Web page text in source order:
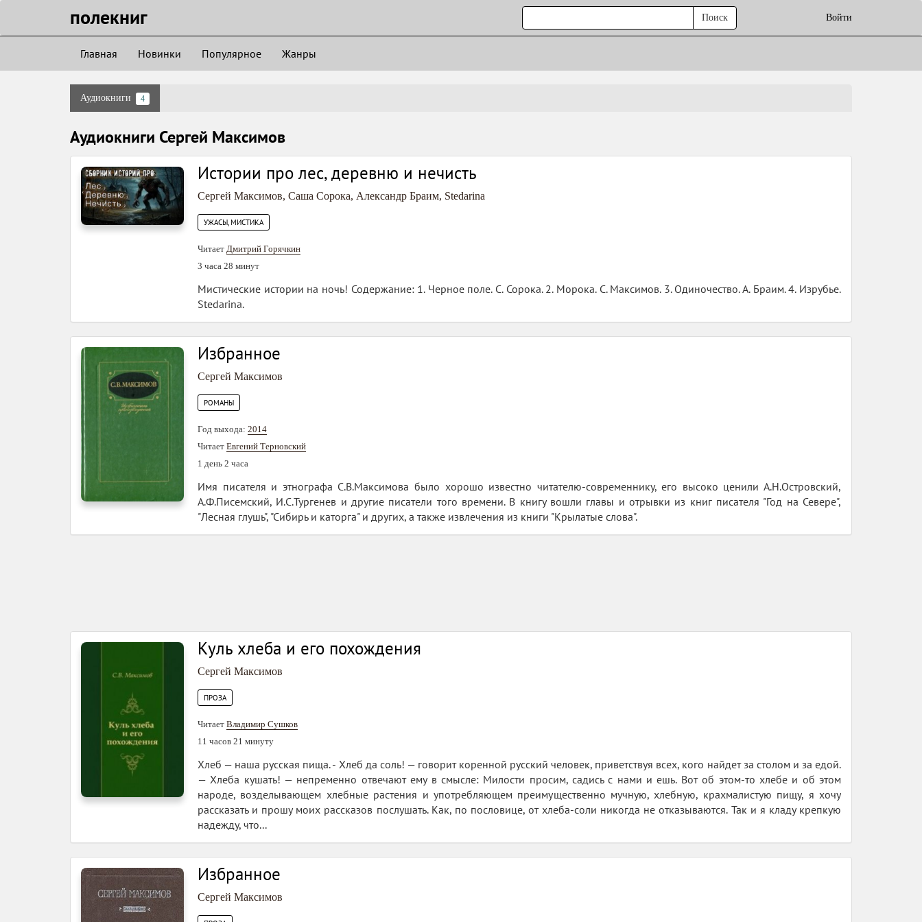
полекниг Войти
Поиск
Главная Новинки Популярное Жанры
Аудиокниги 4
Аудиокниги Сергей Максимов
Истории про лес, деревню и нечисть
Сергей Максимов, Саша Сорока, Александр Браим, Stedarina
УЖАСЫ, МИСТИКА
Читает Дмитрий Горячкин
3 часа 28 минут
Мистические истории на ночь! Содержание: 1. Черное поле. С. Сорока. 2. Морока. С. Максимов. 3. Одиночество. А. Браим. 4. Изрубье.
Stedarina.
Избранное
Сергей Максимов
РОМАНЫ
Год выхода: 2014
Читает Евгений Терновский
1 день 2 часа
Имя писателя и этнографа С.В.Максимова было хорошо известно читателю-современнику, его высоко ценили А.Н.Островский,
А.Ф.Писемский, И.С.Тургенев и другие писатели того времени. В книгу вошли главы и отрывки из книг писателя "Год на Севере",
"Лесная глушь", "Сибирь и каторга" и других, а также извлечения из книги "Крылатые слова".
Куль хлеба и его похождения
Сергей Максимов
ПРОЗА
Читает Владимир Сушков
11 часов 21 минуту
Хлеб — наша русская пища. - Хлеб да соль! — говорит коренной русский человек, приветствуя всех, кого найдет за столом и за едой.
— Хлеба кушать! — непременно отвечают ему в смысле: Милости просим, садись с нами и ешь. Вот об этом-то хлебе и об этом
народе, возделывающем хлебные растения и употребляющем преимущественно мучную, хлебную, крахмалистую пищу, я хочу
рассказать и прошу моих рассказов послушать. Как, по пословице, от хлеба-соли никогда не отказываются. Так и я кладу крепкую
надежду, что...
Избранное
Сергей Максимов